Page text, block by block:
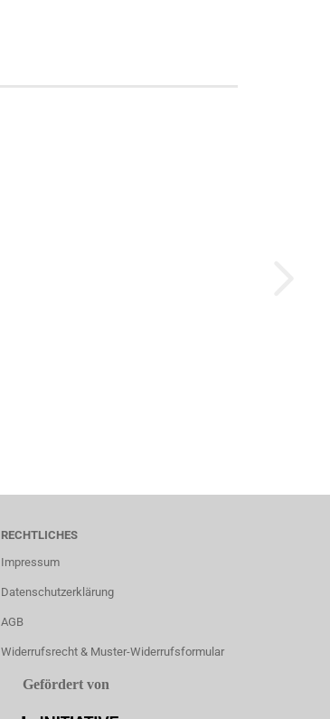
RECHTLICHES
Impressum
Datenschutzerklärung
AGB
Widerrufsrecht & Muster-Widerrufsformular
Gefördert von